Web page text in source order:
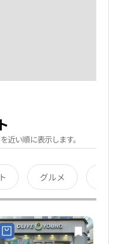
近い順に表示します。
グルメ